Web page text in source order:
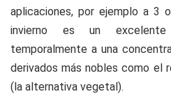
aplicaciones, por ejemplo a 3
invierno es un
temporalmente a una
derivados más nobles como el
(la alternativa vegetal).